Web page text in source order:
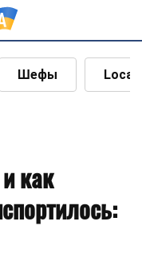
Шефы Local
как